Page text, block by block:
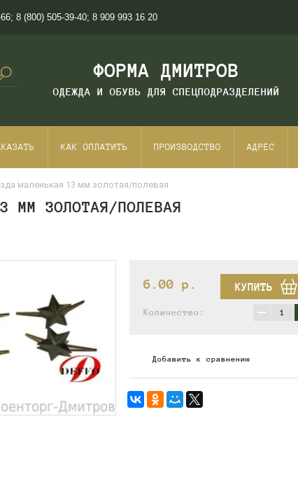
; 8 (800) 505-39-40; 8 909 993 16 20
ФОРМА ДМИТРОВ
ОДЕЖДА И ОБУВЬ ДЛЯ СПЕЦПОДРАЗДЕЛЕНИЙ
КАК ОПЛАТИТЬ ПРОИЗВОДСТВО АДРЕС
маленькая 13 мм золотая/полевая
ММ ЗОЛОТАЯ/ПОЛЕВАЯ
6.00 p. КУПИТЬ
Количество: −
Добавить к сравнению